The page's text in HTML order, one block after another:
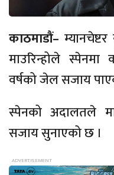
काठमाडौं–
माउरिन्होले
वर्षको जेल सजाय
स्पेनको अदालतले
सजाय सुनाएको छ ।